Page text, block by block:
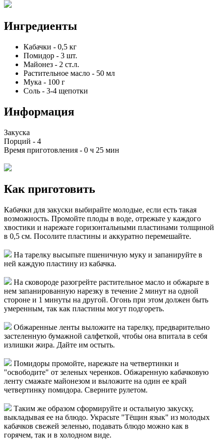
Ингредиенты
Кабачки - 0,5 кг
Помидор - 3 шт.
Майонез - 2 ст.л.
Растительное масло - 50 мл
Мука - 100 г
Соль - 3-4 щепотки
Информация
Закуска
Порций - 4
Время приготовления - 0 ч 25 мин
Как приготовить
Кабачки для закуски выбирайте молодые, если есть такая
возможность. Промойте плоды в воде, отрежьте у каждого
хвостики и нарежьте горизонтальными пластинами толщиной
в 0,5 см. Посолите пластины и аккуратно перемешайте.
На тарелку высыпьте пшеничную муку и запанируйте в
ней каждую пластину из кабачка.
На сковороде разогрейте растительное масло и обжарьте в
нем запанированную нарезку в течение 2 минут на одной
стороне и 1 минуты на другой. Огонь при этом должен быть
умеренным, так как пластины могут подгореть.
Обжаренные ленты выложите на тарелку, предварительно
застеленную бумажной салфеткой, чтобы она впитала в себя
излишки жира. Дайте им остыть.
Помидоры промойте, нарежьте на четвертинки и
"освободите" от зеленых черенков. Обжаренную кабачковую
ленту смажьте майонезом и выложите на один ее край
четвертинку помидора. Сверните рулетом.
Таким же образом сформируйте и остальную закуску,
выкладывая ее на блюдо. Украсьте "Тёщин язык" из молодых
кабачков свежей зеленью, подавать блюдо можно как в
горячем, так и в холодном виде.